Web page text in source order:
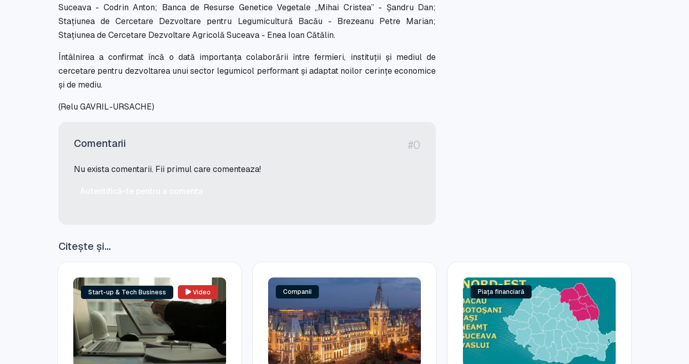
Suceava - Codrin Anton; Banca de Resurse Genetice Vegetale „Mihai Cristea” - Șandru Dan;
Stațiunea de Cercetare Dezvoltare pentru Legumicultură Bacău - Brezeanu Petre Marian;
Stațiunea de Cercetare Dezvoltare Agricolă Suceava - Enea Ioan Cătălin.
Întâlnirea a confirmat încă o dată importanța colaborării între fermieri, instituții și mediul de
cercetare pentru dezvoltarea unui sector legumicol performant și adaptat noilor cerințe economice
și de mediu.
(Relu GAVRIL-URSACHE)
Comentarii #0
Nu exista comentarii. Fii primul care comenteaza!
Citește și...
Start-up & Tech Business Video Companii Piața financiară